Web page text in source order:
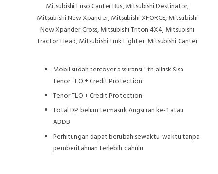
Mitsubishi Fuso Canter Bus, Mitsubishi Destinator,
Mitsubishi New Xpander, Mitsubishi XFORCE, Mitsubishi
New Xpander Cross, Mitsubishi Triton 4X4, Mitsubishi
Tractor Head, Mitsubishi Truk Fighter, Mitsubishi Canter
Mobil sudah tercover assuransi 1 th allrisk Sisa
Tenor TLO + Credit Protection
Tenor TLO + Credit Protection
Total DP belum termasuk Angsuran ke-1 atau
ADDB
Perhitungan dapat berubah sewaktu-waktu tanpa
pemberitahuan terlebih dahulu